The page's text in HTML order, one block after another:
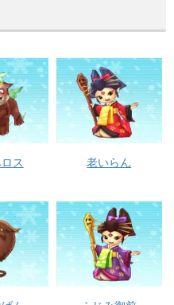
ス 老いらん